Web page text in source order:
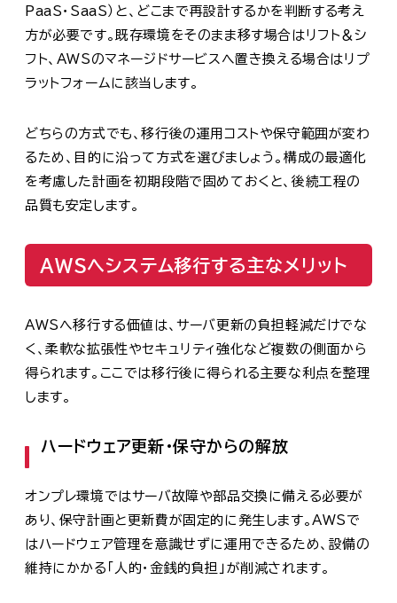
PaaS・SaaS）と、どこまで再設計するかを判断する考え
方が必要です。既存環境をそのまま移す場合はリフト＆シ
フト、AWSのマネージドサービスへ置き換える場合はリプ
ラットフォームに該当します。
どちらの方式でも、移行後の運用コストや保守範囲が変わ
るため、目的に沿って方式を選びましょう。構成の最適化
を考慮した計画を初期段階で固めておくと、後続工程の
品質も安定します。
AWSへシステム移行する主なメリット
AWSへ移行する価値は、サーバ更新の負担軽減だけでな
く、柔軟な拡張性やセキュリティ強化など複数の側面から
得られます。ここでは移行後に得られる主要な利点を整理
します。
ハードウェア更新・保守からの解放
オンプレ環境ではサーバ故障や部品交換に備える必要が
あり、保守計画と更新費が固定的に発生します。AWSで
はハードウェア管理を意識せずに運用できるため、設備の
維持にかかる「人的・金銭的負担」が削減されます。